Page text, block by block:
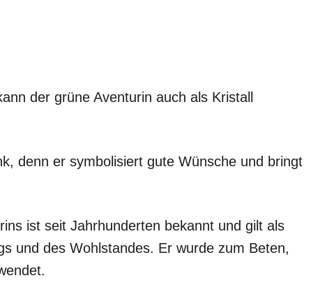
der grüne Aventurin auch als Kristall
denn er symbolisiert gute Wünsche und bringt
ist seit Jahrhunderten bekannt und gilt als
und des Wohlstandes. Er wurde zum Beten,